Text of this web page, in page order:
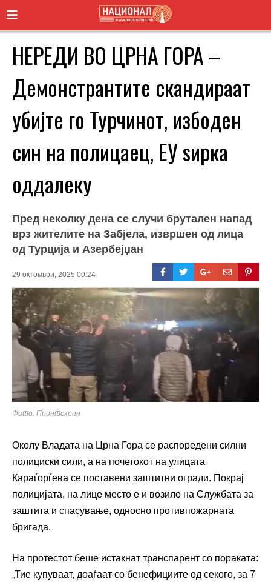
НЕРЕДИ ВО ЦРНА ГОРА –
Демонстрантите скандираат
убијте го Турчинот, избоден
син на полицаец, ЕУ ѕирка
оддалеку
Пред неколку дена се случи брутален напад
врз жителите на Забјела, извршен од лица
од Турција и Азербејџан
29 октомври, 2025 00:24
Фото: Принтскрин
Околу Владата на Црна Гора се распоредени силни
полициски сили, а на почетокот на улицата
Караѓорѓева се поставени заштитни огради. Покрај
полицијата, на лице место е и возило на Службата за
заштита и спасување, односно противпожарната
бригада.
На протестот беше истакнат транспарент со пораката:
„Тие купуваат, доаѓаат со бенефициите од секого, за 7